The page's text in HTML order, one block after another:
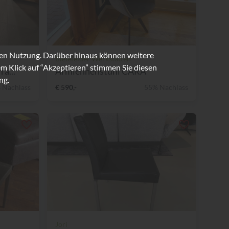
Bielefelder Werkstätten
Armlehnenstuhl CARA
€ 590,-
Nutzung. Darüber hinaus können weitere
auf “Akzeptieren” stimmen Sie diesen